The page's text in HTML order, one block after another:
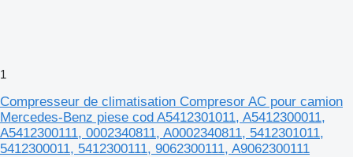
1
Compresseur de climatisation Compresor AC pour camion
Mercedes-Benz piese cod A5412301011, A5412300011,
A5412300111, 0002340811, A0002340811, 5412301011,
5412300011, 5412300111, 9062300111, A9062300111